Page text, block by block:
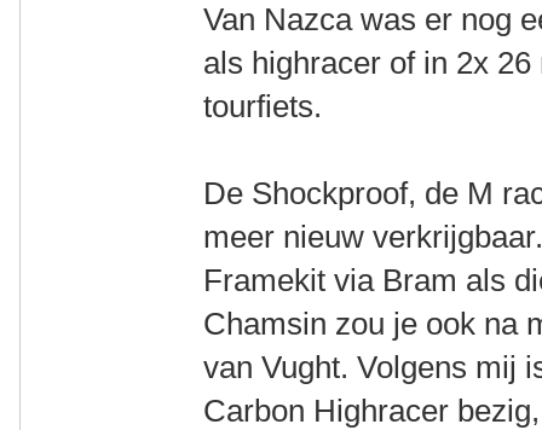
Van Nazca was er nog
als highracer of in 2x
tourfiets.
De Shockproof, de M
meer nieuw
Framekit via Bram als
Chamsin zou je ook na
van Vught. Volgens mij
Carbon Highracer